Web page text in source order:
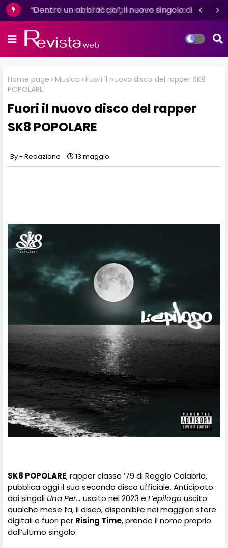
Mazzini: venerdì 16 giugno esce il nuovo
Home page Musica
Fuori il nuovo disco del rapper SK8
POPOLARE
Fuori il nuovo disco del rapper
SK8 POPOLARE
Redazione 13 maggio
SK8 POPOLARE, rapper classe ’79 di Reggio Calabria,
pubblica oggi il suo secondo disco ufficiale. Anticipato
dai singoli Una Per… uscito nel 2023 e L’epilogo uscito
qualche mese fa, il disco, disponibile nei maggiori store
digitali e fuori per Rising Time, prende il nome proprio
dall’ultimo singolo.